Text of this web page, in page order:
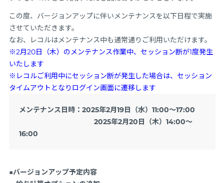
この度、バージョンアップに伴いメンテナンスを以下日程で実施
させていただきます。
なお、レコルはメンテナンス中も通常通りご利用いただけます。
※2月20日（木）のメンテナンス作業中、セッション断が1度発生
いたします
※レコルご利用中にセッション断が発生した場合は、セッション
タイムアウトとなりログイン画面に遷移します
メンテナンス日時：2025年2月19日（水）11:00～17:00
2025年2月20日（木）14:00～
16:00
■バージョンアップ予定内容